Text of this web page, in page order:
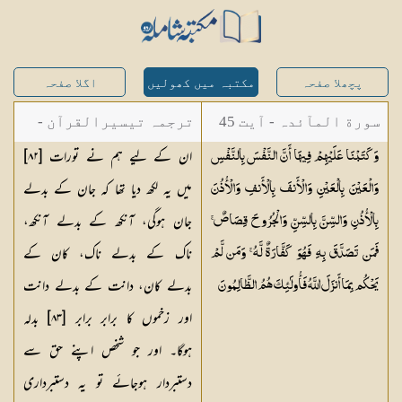
پچھلا صفحہ مکتبہ میں کھولیں اگلا صفحہ
سورة المآئدہ - آیت 45
وَكَتَبْنَا عَلَيْهِمْ فِيهَا أَنَّ النَّفْسَ بِالنَّفْسِ
وَالْعَيْنَ بِالْعَيْنِ وَالْأَنفَ بِالْأَنفِ وَالْأُذُنَ
بِالْأُذُنِ وَالسِّنَّ بِالسِّنِّ وَالْجُرُوحَ قِصَاصٌ ۚ
فَمَن تَصَدَّقَ بِهِ فَهُوَ كَفَّارَةٌ لَّهُ ۚ وَمَن لَّمْ
يَحْكُم بِمَا أَنزَلَ اللَّهُ فَأُولَٰئِكَ هُمُالظَّالِمُونَ
ترجمہ تیسیرالقرآن -
مولانا عبد الرحمن
کیلانی
ان کے لیے ہم نے تورات [٨٢]
میں یہ لکھ دیا تھا کہ جان کے بدلے
جان ہوگی، آنکھ کے بدلے آنکھ،
ناک کے بدلے ناک، کان کے
بدلے کان، دانت کے بدلے دانت
اور زخموں کا برابر برابر [٨٣] بدلہ
ہوگا۔ اور جو شخص اپنے حق سے
دستبردار ہوجائے تو یہ دستبرداری